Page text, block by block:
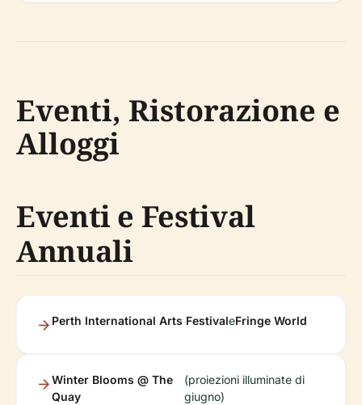
Eventi, Ristorazione e
Alloggi
Eventi e Festival
Annuali
Perth International Arts FestivaleFringe World
Winter Blooms @ The
Quay
(proiezioni illuminate di
giugno)